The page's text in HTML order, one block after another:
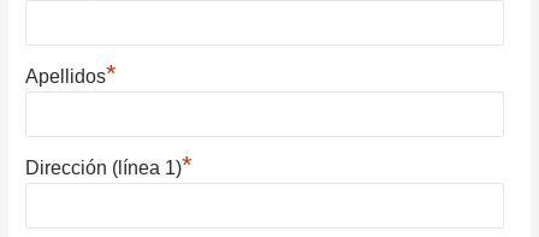
Apellidos*
Dirección (línea 1)*